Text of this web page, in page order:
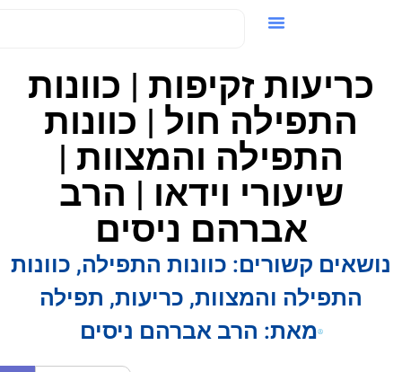
כריעות זקיפות | כוונות
התפילה חול | כוונות
התפילה והמצוות |
שיעורי וידאו | הרב
אברהם ניסים
קשורים: כוונות התפילה,כוונות
התפילה והמצוות,כריעות,תפילה
מאת:הרב אברהם ניסים